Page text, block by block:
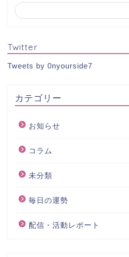
Twitter
Tweets by 0nyourside7
カテゴリー
お知らせ
コラム
未分類
毎日の運勢
配信・活動レポート